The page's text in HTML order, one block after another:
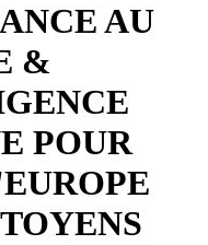
AU
&
POUR